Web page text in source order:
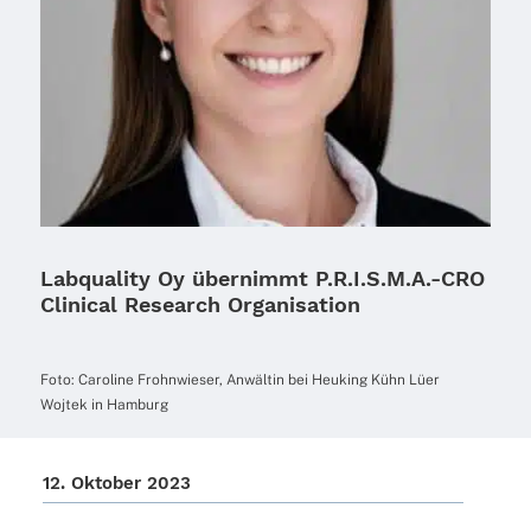
Labquality Oy übernimmt P.R.I.S.M.A.-CRO
Clinical Research Organisation
Foto: Caro­line Frohn­wie­ser, Anwäl­tin bei Heuking Kühn Lüer
Wojtek in Hamburg
12. Okto­ber 2023